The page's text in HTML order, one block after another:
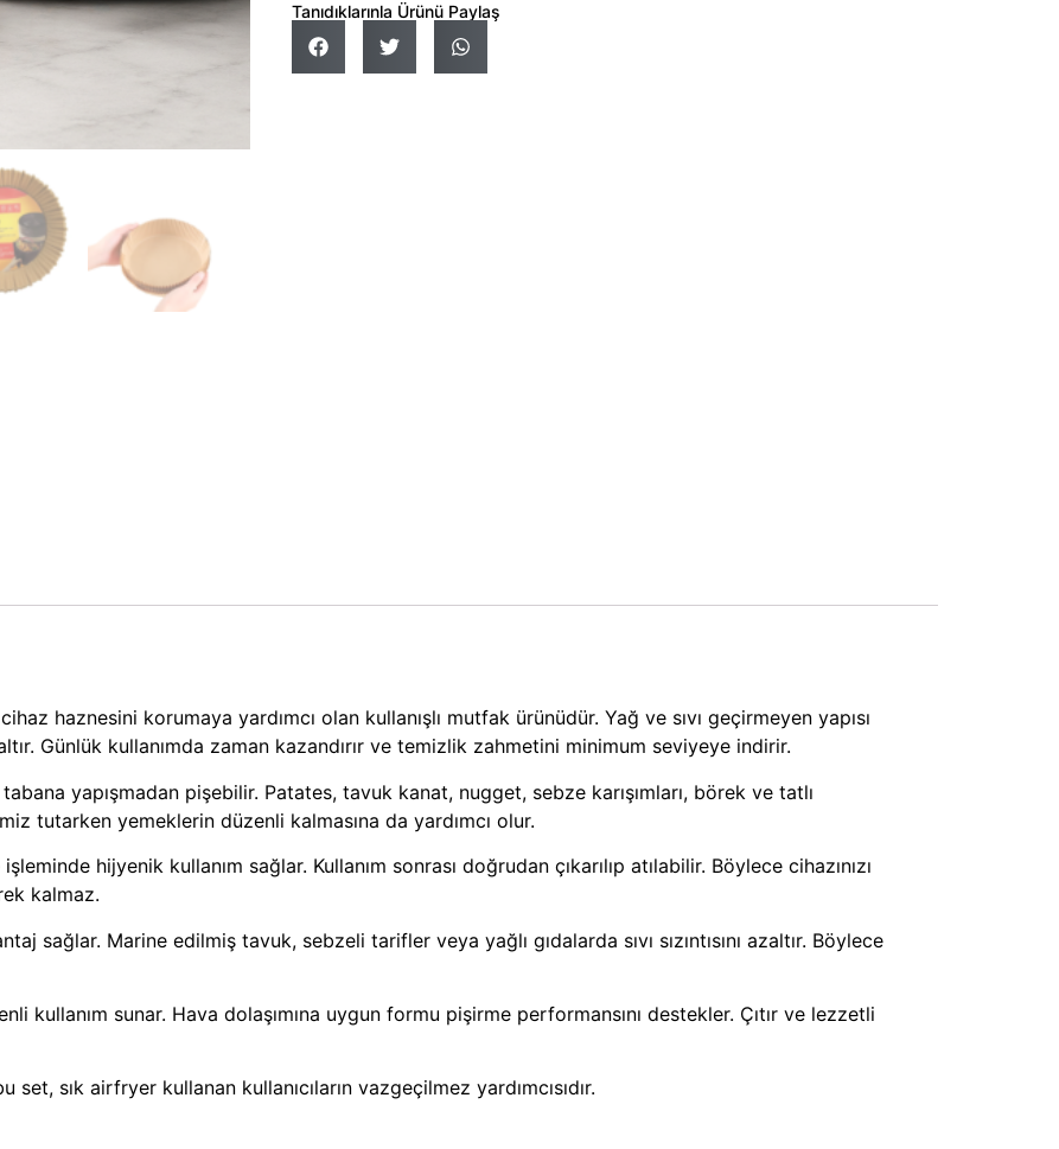
Tanıdıklarınla Ürünü Paylaş
haznesini korumaya yardımcı olan kullanışlı mutfak ürünüdür. Yağ ve sıvı geçirmeyen yapısı
Günlük kullanımda zaman kazandırır ve temizlik zahmetini minimum seviyeye indirir.
yapışmadan pişebilir. Patates, tavuk kanat, nugget, sebze karışımları, börek ve tatlı
tutarken yemeklerin düzenli kalmasına da yardımcı olur.
hijyenik kullanım sağlar. Kullanım sonrası doğrudan çıkarılıp atılabilir. Böylece cihazınızı
kalmaz.
sağlar. Marine edilmiş tavuk, sebzeli tarifler veya yağlı gıdalarda sıvı sızıntısını azaltır. Böylece
kullanım sunar. Hava dolaşımına uygun formu pişirme performansını destekler. Çıtır ve lezzetli
sık airfryer kullanan kullanıcıların vazgeçilmez yardımcısıdır.